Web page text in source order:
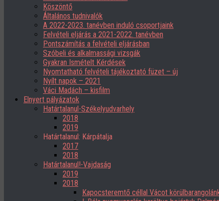
Köszöntő
Általános tudnivalók
A 2022-2023. tanévben induló csoportjaink
Felvételi eljárás a 2021-2022. tanévben
Pontszámítás a felvételi eljárásban
Szóbeli és alkalmassági vizsgák
Gyakran Ismételt Kérdések
Nyomtatható felvételi tájékoztató füzet – új
Nyílt napok – 2021
Váci Madách – kisfilm
Elnyert pályázatok
Határtalanul-Székelyudvarhely
2018
2019
Határtalanul: Kárpátalja
2017
2018
Határtalanul!-Vajdaság
2019
2018
Kapocsteremtő céllal Vácot